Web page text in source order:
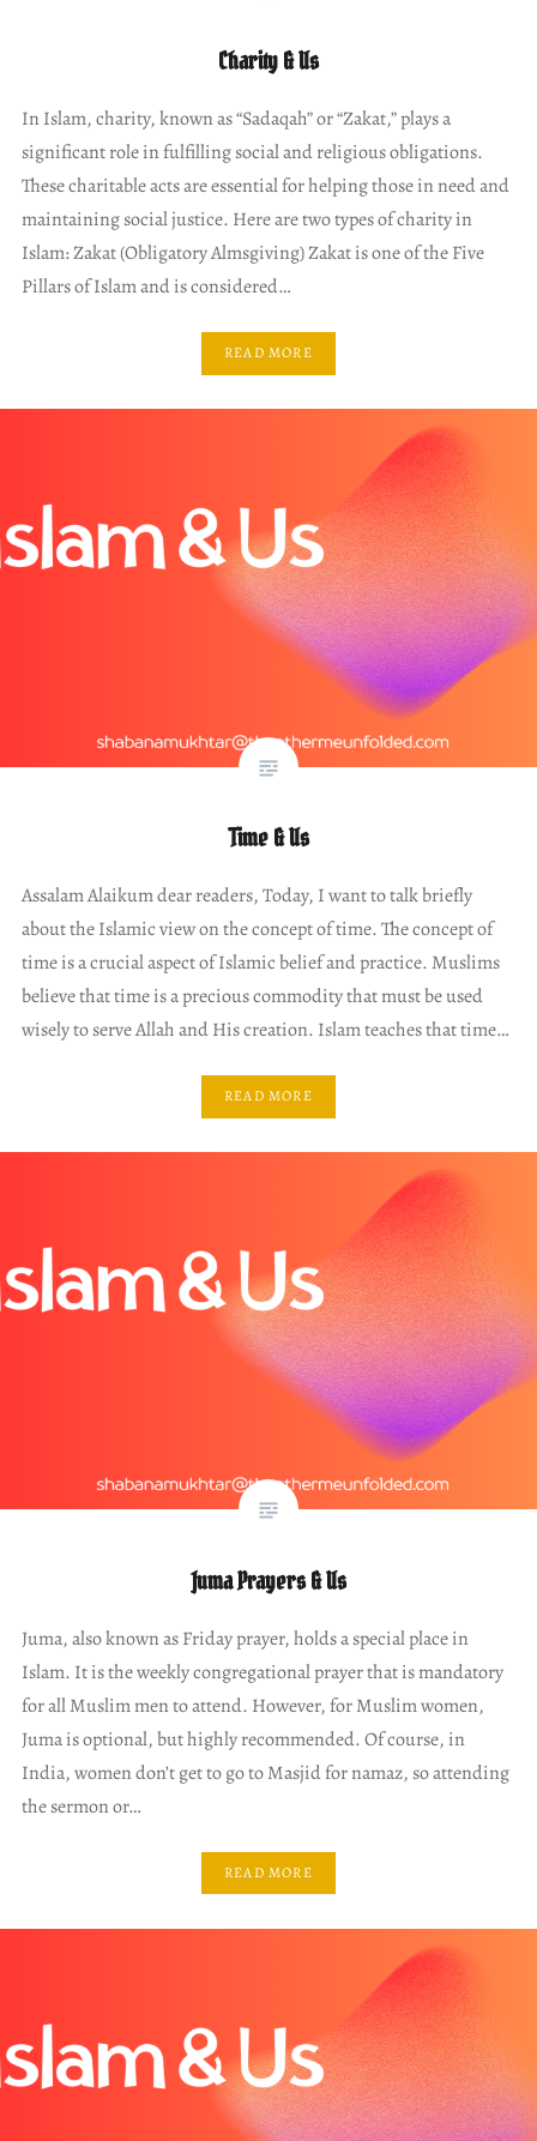
Charity & Us
In Islam, charity, known as “Sadaqah” or “Zakat,” plays a
significant role in fulfilling social and religious obligations.
These charitable acts are essential for helping those in need and
maintaining social justice. Here are two types of charity in
Islam: Zakat (Obligatory Almsgiving) Zakat is one of the Five
Pillars of Islam and is considered…
READ MORE
Time & Us
Assalam Alaikum dear readers, Today, I want to talk briefly
about the Islamic view on the concept of time. The concept of
time is a crucial aspect of Islamic belief and practice. Muslims
believe that time is a precious commodity that must be used
wisely to serve Allah and His creation. Islam teaches that time…
READ MORE
Juma Prayers & Us
Juma, also known as Friday prayer, holds a special place in
Islam. It is the weekly congregational prayer that is mandatory
for all Muslim men to attend. However, for Muslim women,
Juma is optional, but highly recommended. Of course, in
India, women don’t get to go to Masjid for namaz, so attending
the sermon or…
READ MORE